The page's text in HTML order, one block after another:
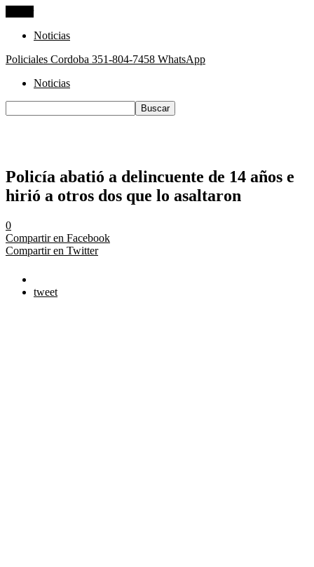
Noticias
Policiales Cordoba 351-804-7458 WhatsApp
Noticias
Policía abatió a delincuente de 14 años e
hirió a otros dos que lo asaltaron
0
Compartir en Facebook
Compartir en Twitter
tweet